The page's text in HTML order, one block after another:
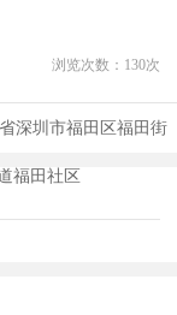
浏览次数： 130次
深圳市福田区福田街
福田社区